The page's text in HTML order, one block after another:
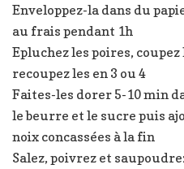
Enveloppez-la dans du
au frais pendant 1h
Epluchez les poires,
recoupez les en 3 ou 4
Faites-les dorer 5-10 min
le beurre et le sucre puis
noix concassées à la fin
Salez, poivrez et